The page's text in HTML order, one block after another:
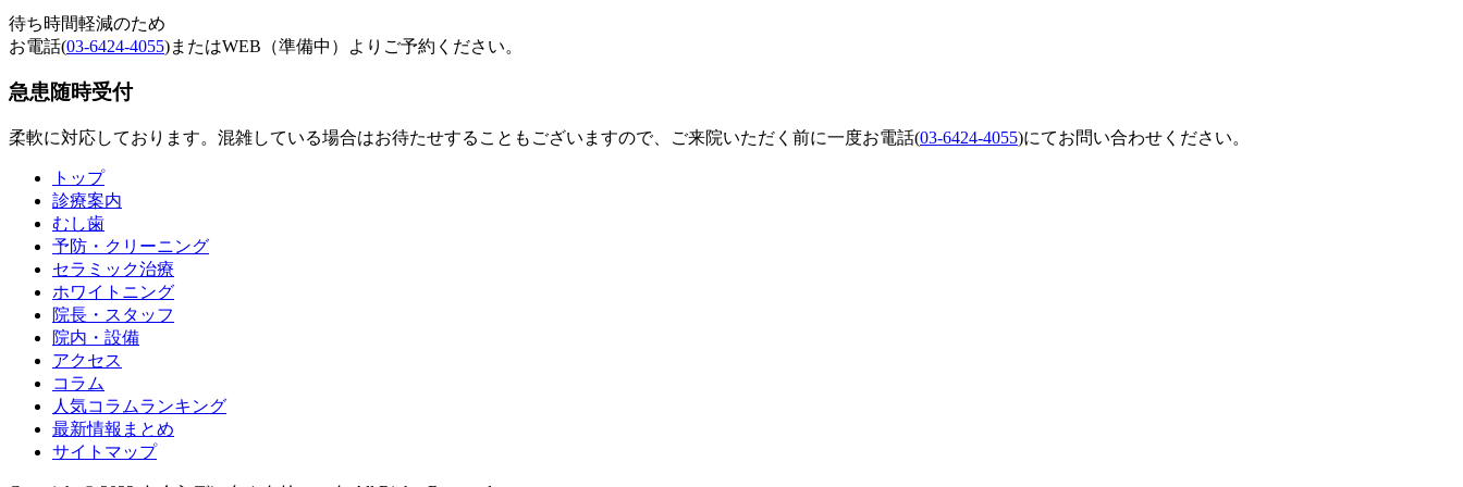
待ち時間軽減のため
お電話(03-6424-4055)またはWEB（準備中）よりご予約ください。
急患随時受付
柔軟に対応しております。混雑している場合はお待たせすることもございますので、ご来院いただく前に一度お電話(03-6424-4055)にてお問い合わせください。
トップ
診療案内
むし歯
予防・クリーニング
セラミック治療
ホワイトニング
院長・スタッフ
院内・設備
アクセス
コラム
人気コラムランキング
最新情報まとめ
サイトマップ